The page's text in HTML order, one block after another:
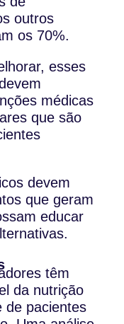
outros
os 70%.
esses
médicas
que são
devem
que geram
educar
têm
da nutrição
de pacientes